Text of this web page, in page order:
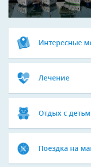
Интересные
Лечение
Отдых с
Поездка на